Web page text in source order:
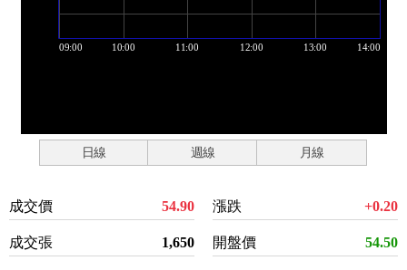
日線 週線 月線
成交價 54.90
成交張 1,650
漲跌 +0.20
開盤價 54.50